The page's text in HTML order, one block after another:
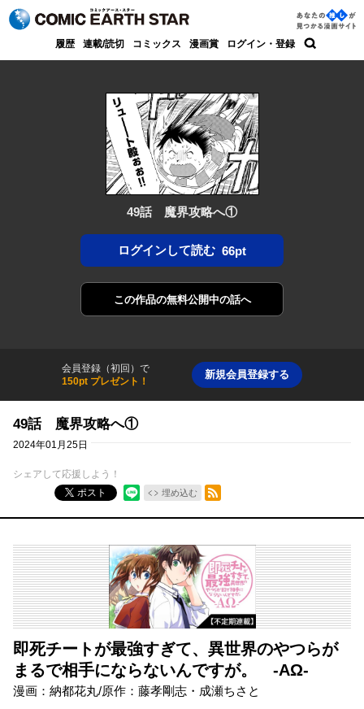
コミック アース・スター
あなた
の推し
履歴 連載/読切 コミックス 漫画賞 ログイン・登録
49話 魔界攻略へ①
ログインして読む 66pt
この作品の無料公開中の話へ
会員登録（初回）で
150pt プレゼント！
新規会員登録する
49話 魔界攻略へ①
2024年01月25日
シェアして応援しよう！
ポスト
埋め込む
RSSフィード
即死チートが最強すぎて、異世界のやつらが
まるで相手にならないんですが。 -ΑΩ-
漫画：納都花丸/原作：藤孝剛志・成瀬ちさと